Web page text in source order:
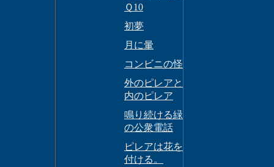
Ｑ10
初夢
月に暈
コンビニの怪
外のピレアと
内のピレア
鳴り続ける緑
の公衆電話
ピレアは花を
付ける。